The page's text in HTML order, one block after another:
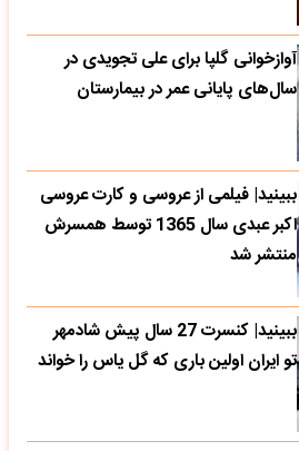
آوازخوانی گلپا برای علی تجویدی در
سال‌های پایانی عمر در بیمارستان
ببینید| فیلمی از عروسی و کارت عروسی
اکبر عبدی سال 1365 توسط همسرش
منتشر شد
ببینید| کنسرت 27 سال پیش شادمهر
تو ایران اولین باری که گل یاس را خواند